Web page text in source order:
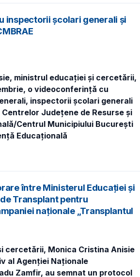
inspectorii școlari generali și
ministrul educației și cercetării,
o videoconferință cu
inspectorii școlari generali
Județene de Resurse și
Centrul Municipiului București
Educațională
între Ministerul Educației și
Transplant pentru
naționale „Transplantul
cercetării, Monica Cristina Anisie
al Agenției Naționale
Zamfir, au semnat un protocol